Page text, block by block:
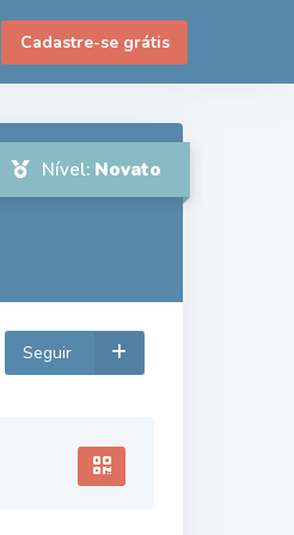
Cadastre-se grátis
Nível: Novato
Seguir